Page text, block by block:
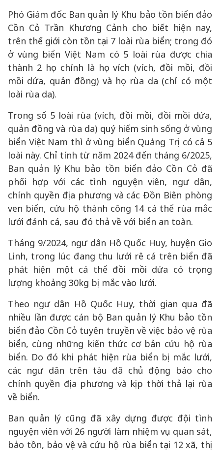
Phó Giám đốc Ban quản lý Khu bảo tồn biển đảo
Cồn Cỏ Trần Khương Cảnh cho biết hiện nay,
trên thế giới còn tồn tại 7 loài rùa biển; trong đó
ở vùng biển Việt Nam có 5 loài rùa được chia
thành 2 họ chính là họ vích (vích, đồi mồi, đồi
mồi dứa, quản đồng) và họ rùa da (chỉ có một
loài rùa da).
Trong số 5 loài rùa (vích, đồi mồi, đồi mồi dứa,
quản đồng và rùa da) quý hiếm sinh sống ở vùng
biển Việt Nam thì ở vùng biển Quảng Trị có cả 5
loài này. Chỉ tính từ năm 2024 đến tháng 6/2025,
Ban quản lý Khu bảo tồn biển đảo Cồn Cỏ đã
phối hợp với các tình nguyện viên, ngư dân,
chính quyền địa phương và các Đồn Biên phòng
ven biển, cứu hộ thành công 14 cá thể rùa mắc
lưới đánh cá, sau đó thả về với biển an toàn.
Tháng 9/2024, ngư dân Hồ Quốc Huy, huyện Gio
Linh, trong lúc đang thu lưới rê cá trên biển đã
phát hiện một cá thể đồi mồi dứa có trọng
lượng khoảng 30kg bị mắc vào lưới.
Theo ngư dân Hồ Quốc Huy, thời gian qua đã
nhiều lần được cán bộ Ban quản lý Khu bảo tồn
biển đảo Cồn Cỏ tuyên truyền về việc bảo vệ rùa
biển, cùng những kiến thức cơ bản cứu hộ rùa
biển. Do đó khi phát hiện rùa biển bị mắc lưới,
các ngư dân trên tàu đã chủ động báo cho
chính quyền địa phương và kịp thời thả lại rùa
về biển.
Ban quản lý cũng đã xây dựng được đội tình
nguyện viên với 26 người làm nhiệm vụ quan sát,
bảo tồn, bảo vệ và cứu hộ rùa biển tại 12 xã, thị